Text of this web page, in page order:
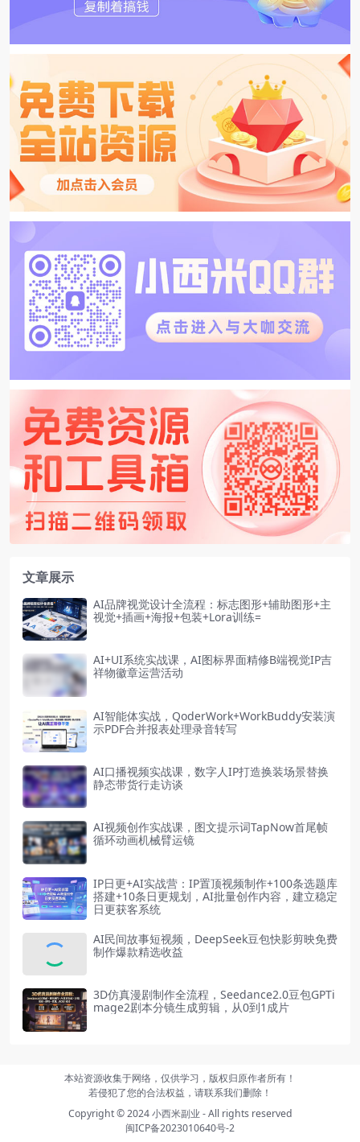
文章展示
AI品牌视觉设计全流程：标志图形+辅助图形+主
视觉+插画+海报+包装+Lora训练=
AI+UI系统实战课，AI图标界面精修B端视觉IP吉
祥物徽章运营活动
AI智能体实战，QoderWork+WorkBuddy安装演
示PDF合并报表处理录音转写
AI口播视频实战课，数字人IP打造换装场景替换
静态带货行走访谈
AI视频创作实战课，图文提示词TapNow首尾帧
循环动画机械臂运镜
IP日更+AI实战营：IP置顶视频制作+100条选题库
搭建+10条日更规划，AI批量创作内容，建立稳定
日更获客系统
AI民间故事短视频，DeepSeek豆包快影剪映免费
制作爆款精选收益
3D仿真漫剧制作全流程，Seedance2.0豆包GPTi
mage2剧本分镜生成剪辑，从0到1成片
本站资源收集于网络，仅供学习，版权归原作者所有！
若侵犯了您的合法权益，请联系我们删除！
Copyright © 2024小西米副业 - All rights reserved
闽ICP备2023010640号-2